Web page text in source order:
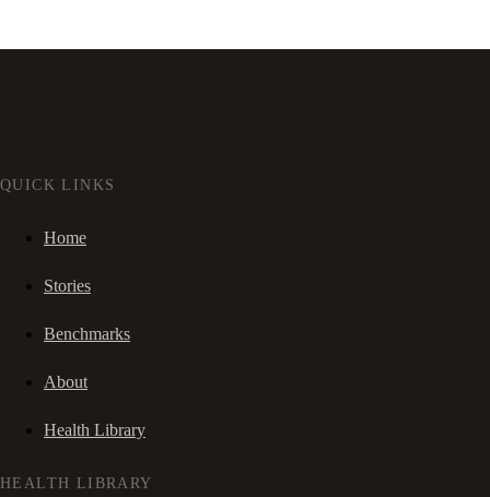
QUICK LINKS
Home
Stories
Benchmarks
About
Health Library
HEALTH LIBRARY